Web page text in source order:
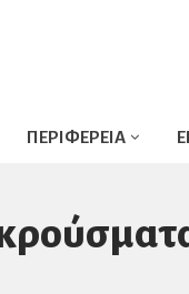
ΠΕΡΙΦΕΡΕΙΑ